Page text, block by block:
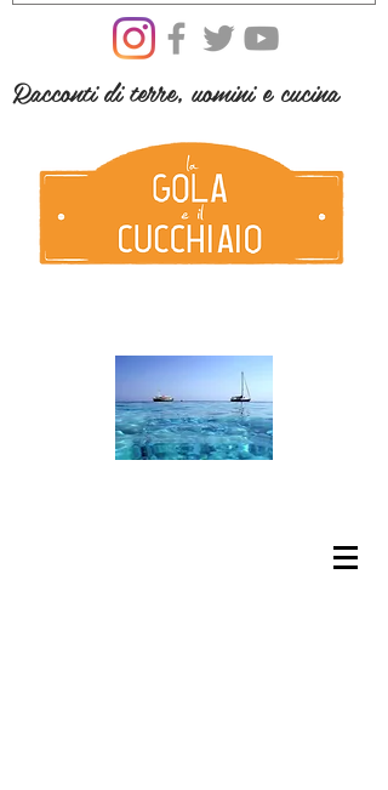
Racconti di terre, uomini e cucina